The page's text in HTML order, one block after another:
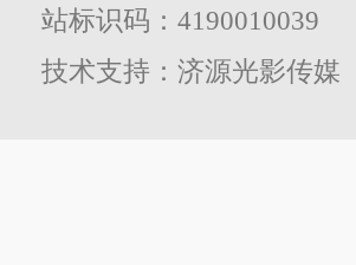
站标识码：4190010039
技术支持：济源光影传媒